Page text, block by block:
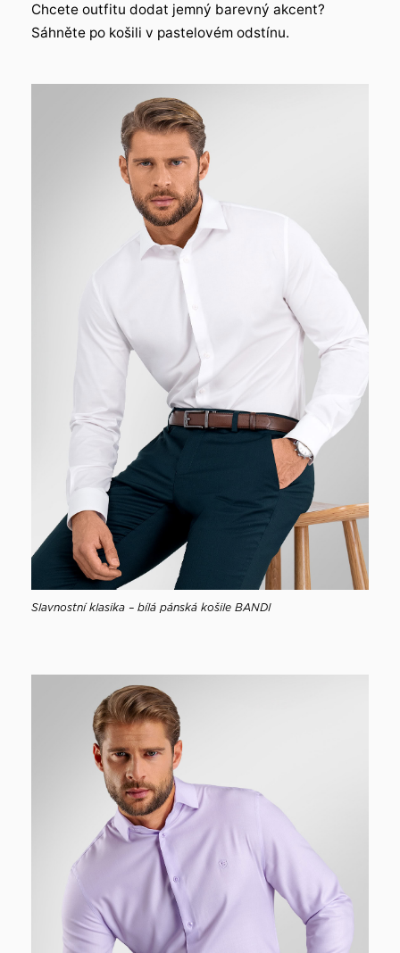
Chcete outfitu dodat jemný barevný akcent?
Sáhněte po košili v pastelovém odstínu.
Slavnostní klasika – bílá pánská košile BANDI